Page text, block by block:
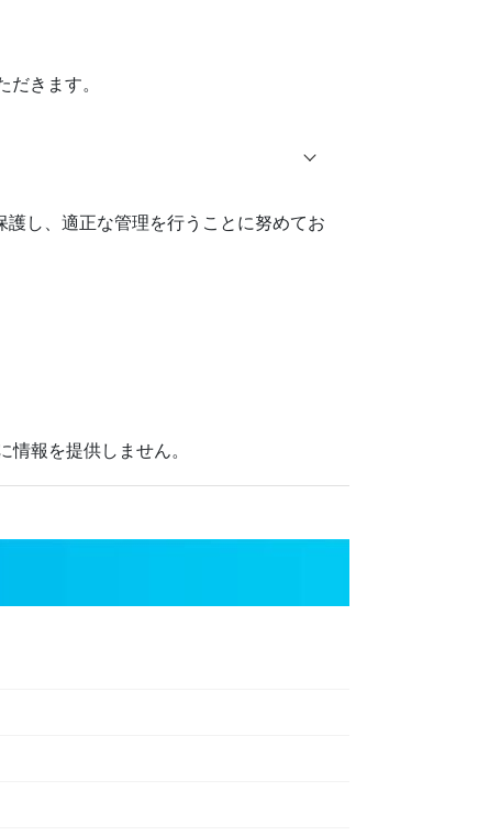
きます。
し、適正な管理を行うことに努めてお
報を提供しません。